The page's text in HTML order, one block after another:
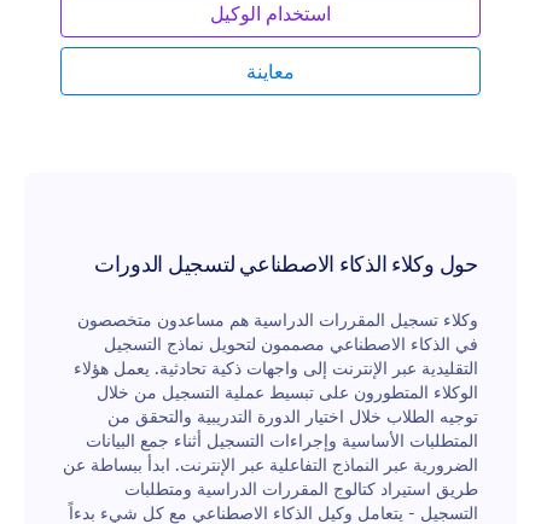
استخدام الوكيل
معاينة
حول وكلاء الذكاء الاصطناعي لتسجيل الدورات
وكلاء تسجيل المقررات الدراسية هم مساعدون متخصصون
في الذكاء الاصطناعي مصممون لتحويل نماذج التسجيل
التقليدية عبر الإنترنت إلى واجهات ذكية تحادثية. يعمل هؤلاء
الوكلاء المتطورون على تبسيط عملية التسجيل من خلال
توجيه الطلاب خلال اختيار الدورة التدريبية والتحقق من
المتطلبات الأساسية وإجراءات التسجيل أثناء جمع البيانات
الضرورية عبر النماذج التفاعلية عبر الإنترنت. ابدأ ببساطة عن
طريق استيراد كتالوج المقررات الدراسية ومتطلبات
التسجيل - يتعامل وكيل الذكاء الاصطناعي مع كل شيء بدءاً